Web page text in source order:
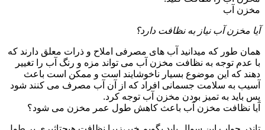
مخزن آب
آیا مخزن آب نیاز به نظافت دارد؟
همان طور که میدانید آب های مصرفی املاح و ذرات معلق دارند که
با عدم توجه به نظافت مخزن آب می تواند مزه و رنگ آب را تغییر
دهند که این موضوع بسیار ناخوشایند است و ممکن است باعث
آسیب به سلامت جسمانی افراد که از آن آب مصرف می کنند شود
پس باید به تمیز بودن مخزن آب توجه کرد.
آیا نظافت مخزن آب باعث کاهش طول عمر مخزن می شود؟